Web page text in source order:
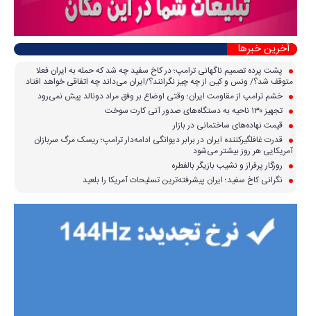
آخرین خبرها
پشت پرده تصمیم ناگهانی ترامپ؛ در کاخ سفید چه شد که حمله به ایران فعلا
متوقف شد؟/ ونس و کین از چه چیز نگرانند؟/ایران می‌داند چه اتفاقی خواهد افتاد
خشم ترامپ از مقاومت ایران؛ وقتی اوضاع بر وفق مراد دونالد پیش نمی‌رود
تجهیز ۱۳۰ ناحیه به دستگاه‌های صدور آنی کارت سوخت
قیمت نهاده‌های ساختمانی در بازار
قدرت غافلگیرکننده ایران در برابر دیوانگی ادامه‌دار ترامپ؛ ریسک مرگ سربازان
آمریکایی هر روز بیشتر می‌شود
روزگار پرفراز و نشیب بازیگر بالفطره
نگرانی کاخ سفید؛ ایران پیشرفته‌ترین تسلیحات آمریکا را بلعید